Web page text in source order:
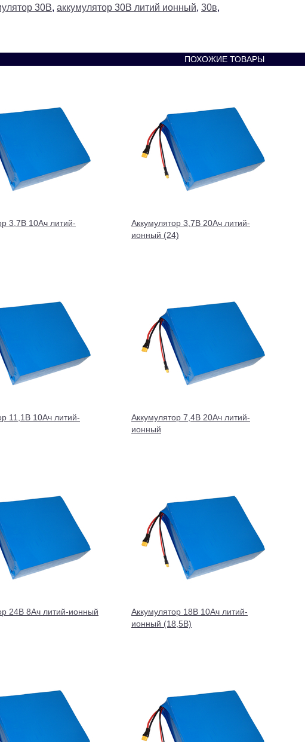
30В, аккумулятор 30В литий ионный, 30в,
ПОХОЖИЕ ТОВАРЫ
3,7В 10Ач литий-
Аккумулятор 3,7В 20Ач литий-
ионный (24)
11,1В 10Ач литий-
Аккумулятор 7,4В 20Ач литий-
ионный
24В 8Ач литий-ионный
Аккумулятор 18В 10Ач литий-
ионный (18,5В)